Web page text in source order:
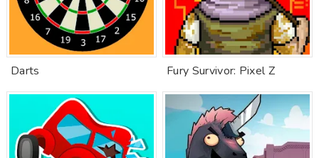
Darts Fury Survivor: Pixel Z